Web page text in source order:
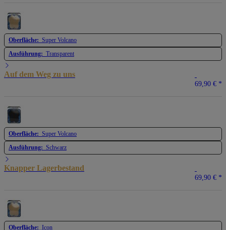
Oberfläche: Super Volcano
Ausführung: Transparent
Auf dem Weg zu uns
69,90 € *
Oberfläche: Super Volcano
Ausführung: Schwarz
Knapper Lagerbestand
69,90 € *
Oberfläche: Icon